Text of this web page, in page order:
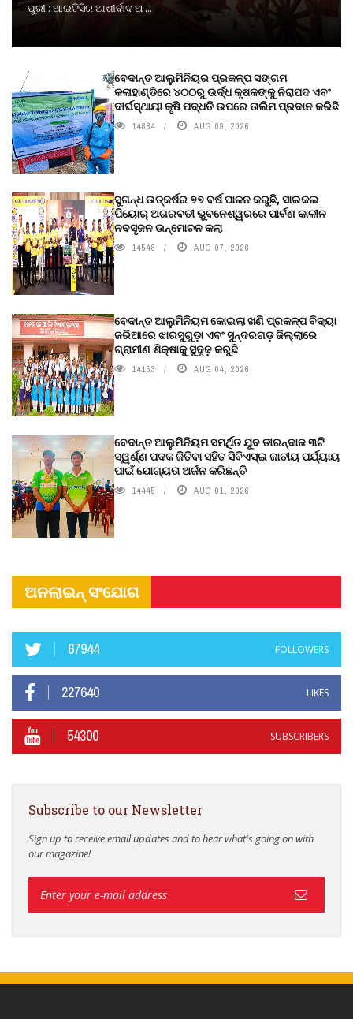
ପୁରୀ : ଆଇଟିସିର ଆଶୀର୍ବାଦ ଅ ...
ବେଦାନ୍ତ ଆଲୁମିନିୟର ପ୍ରକଳ୍ପ ସଙ୍ଗମ
କଳାହାଣ୍ଡିରେ ୪୦୦ରୁ ଉର୍ଦ୍ଧ କୃଷକଙ୍କୁ ନିରାପଦ ଏବଂ
ଦୀର୍ଘସ୍ଥାୟୀ କୃଷି ପଦ୍ଧତି ଉପରେ ତାଲିମ ପ୍ରଦାନ କରିଛି
14884 AUG 09, 2026
ସୁଗନ୍ଧ ଉତ୍କର୍ଷର ୭୭ ବର୍ଷ ପାଳନ କରୁଛି, ସାଇକଲ
ପିୟୋର୍‌ ଅଗରବତୀ ଭୁବନେଶ୍ୱରରେ ପାର୍ବଣ କାଳୀନ
ନବସୃଜନ ଉନ୍ମୋଚନ କଲା
14548 AUG 07, 2026
ବେଦାନ୍ତ ଆଲୁମିନିୟମ କୋଇଲା ଖଣି ପ୍ରକଳ୍ପ ବିଦ୍ୟା
ଜରିଆରେ ଝାରସୁଗୁଡ଼ା ଏବଂ ସୁନ୍ଦରଗଡ଼ ଜିଲ୍ଲାରେ
ଗ୍ରାମୀଣ ଶିକ୍ଷାକୁ ସୁଦୃଢ଼ କରୁଛି
14153 AUG 04, 2026
ବେଦାନ୍ତ ଆଲୁମିନିୟମ ସମର୍ଥିତ ଯୁବ ତୀରନ୍ଦାଜ ୩ଟି
ସ୍ୱର୍ଣ୍ଣ ପଦକ ଜିତିବା ସହିତ ସିବିଏସ୍ଇ ଜାତୀୟ ପର୍ଯ୍ୟାୟ
ପାଇଁ ଯୋଗ୍ୟତା ଅର୍ଜନ କରିଛନ୍ତି
14445 AUG 01, 2026
ଅନଲାଇନ୍ ସଂଯୋଗ
67944 FOLLOWERS
227640 LIKES
54300 SUBSCRIBERS
Subscribe to our Newsletter
Sign up to receive email updates and to hear what's going on with
our magazine!